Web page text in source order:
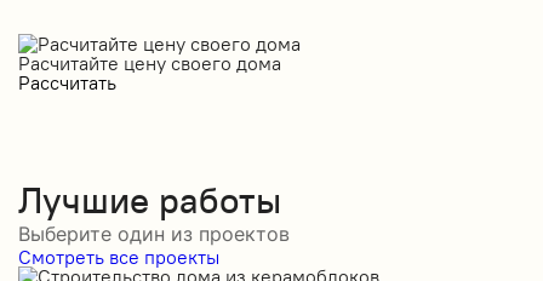
Расчитайте цену своего дома
Рассчитать
Лучшие работы
Выберите один из проектов
Смотреть все проекты